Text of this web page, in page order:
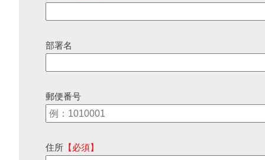
部署名
郵便番号
住所 【必須】